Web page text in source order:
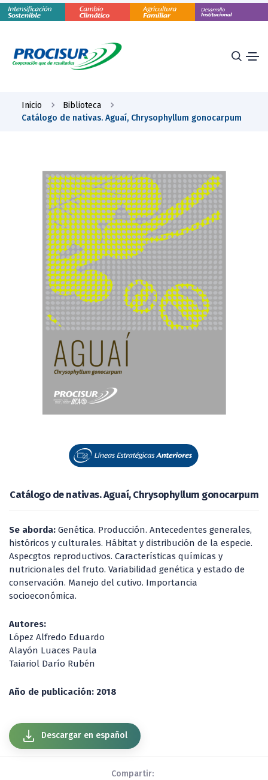
Inicio
Biblioteca
Catálogo de nativas. Aguaí, Chrysophyllum gonocarpum
Catálogo de nativas. Aguaí, Chrysophyllum gonocarpum
Se aborda: Genética. Producción. Antecedentes generales,
históricos y culturales. Hábitat y distribución de la especie.
Aspecgtos reproductivos. Características químicas y
nutricionales del fruto. Variabilidad genética y estado de
conservación. Manejo del cutivo. Importancia
socioeconómica.
Autores:
López Alfredo Eduardo
Alayón Luaces Paula
Taiariol Darío Rubén
Año de publicación: 2018
Descargar en español
Compartir: